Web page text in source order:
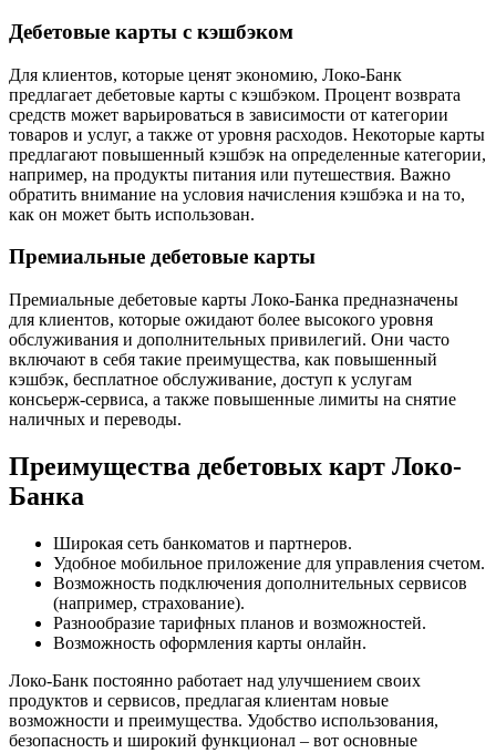
Дебетовые карты с кэшбэком
Для клиентов, которые ценят экономию, Локо-Банк
предлагает дебетовые карты с кэшбэком. Процент возврата
средств может варьироваться в зависимости от категории
товаров и услуг, а также от уровня расходов. Некоторые карты
предлагают повышенный кэшбэк на определенные категории,
например, на продукты питания или путешествия. Важно
обратить внимание на условия начисления кэшбэка и на то,
как он может быть использован.
Премиальные дебетовые карты
Премиальные дебетовые карты Локо-Банка предназначены
для клиентов, которые ожидают более высокого уровня
обслуживания и дополнительных привилегий. Они часто
включают в себя такие преимущества, как повышенный
кэшбэк, бесплатное обслуживание, доступ к услугам
консьерж-сервиса, а также повышенные лимиты на снятие
наличных и переводы.
Преимущества дебетовых карт Локо-
Банка
Широкая сеть банкоматов и партнеров.
Удобное мобильное приложение для управления счетом.
Возможность подключения дополнительных сервисов
(например, страхование).
Разнообразие тарифных планов и возможностей.
Возможность оформления карты онлайн.
Локо-Банк постоянно работает над улучшением своих
продуктов и сервисов, предлагая клиентам новые
возможности и преимущества. Удобство использования,
безопасность и широкий функционал – вот основные